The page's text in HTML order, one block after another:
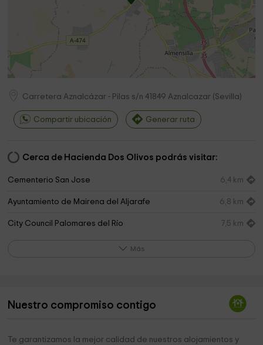
Carretera Aznalcázar - Pilas s/n 41849Aznalcazar (Sevilla)
Compartir ubicación Generar ruta
Cerca de Hacienda Dos Olivos podrás visitar:
Cementerio San Jose 6,4 km
Ayuntamiento de Mairena del Aljarafe 6,8 km
City Council Palomares del Río 7,5 km
IBEROGARDEN 8,1 km
Más
Nuestro compromiso contigo
Te garantizamos la mejor calidad de nuestros alojamientos y